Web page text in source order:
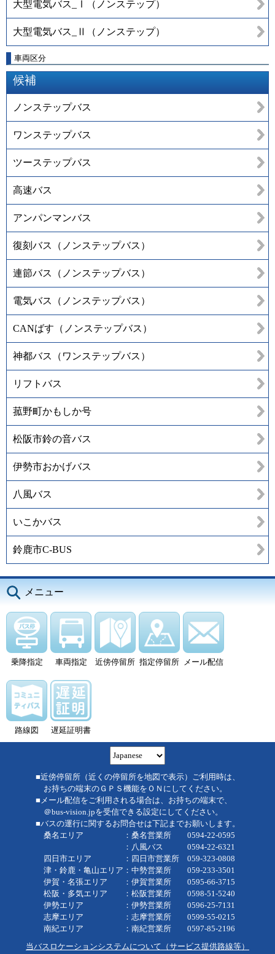
大型電気バス_Ⅰ（ノンステップ）
大型電気バス_Ⅱ（ノンステップ）
車両区分
候補
ノンステップバス
ワンステップバス
ツーステップバス
高速バス
アンパンマンバス
復刻バス（ノンステップバス）
連節バス（ノンステップバス）
電気バス（ノンステップバス）
CANばす（ノンステップバス）
神都バス（ワンステップバス）
リフトバス
菰野町かもしか号
松阪市鈴の音バス
伊勢市おかげバス
八風バス
いこかバス
鈴鹿市C-BUS
メニュー
乗降指定 車両指定 近傍停留所 指定停留所 メール配信
路線図 遅延証明書
■近傍停留所（近くの停留所を地図で表示）ご利用時は、
お持ちの端末のＧＰＳ機能をＯＮにしてください。
■メール配信をご利用される場合は、お持ちの端末で、
＠bus-vision.jpを受信できる設定にしてください。
■バスの運行に関するお問合せは下記までお願いします。
桑名エリア ：桑名営業所 0594-22-0595
：八風バス 0594-22-6321
四日市エリア ：四日市営業所 059-323-0808
津・鈴鹿・亀山エリア：中勢営業所 059-233-3501
伊賀・名張エリア ：伊賀営業所 0595-66-3715
松阪・多気エリア ：松阪営業所 0598-51-5240
伊勢エリア ：伊勢営業所 0596-25-7131
志摩エリア ：志摩営業所 0599-55-0215
南紀エリア ：南紀営業所 0597-85-2196
当バスロケーションシステムについて（サービス提供路線等）